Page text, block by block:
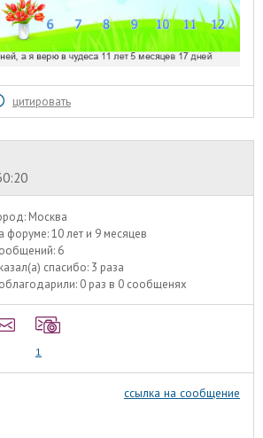
цитировать
Москва
форуме:10 лет и 9 месяцев
6
спасибо: 3 раза
0 раз в 0 сообщенях
1
ссылка на сообщение